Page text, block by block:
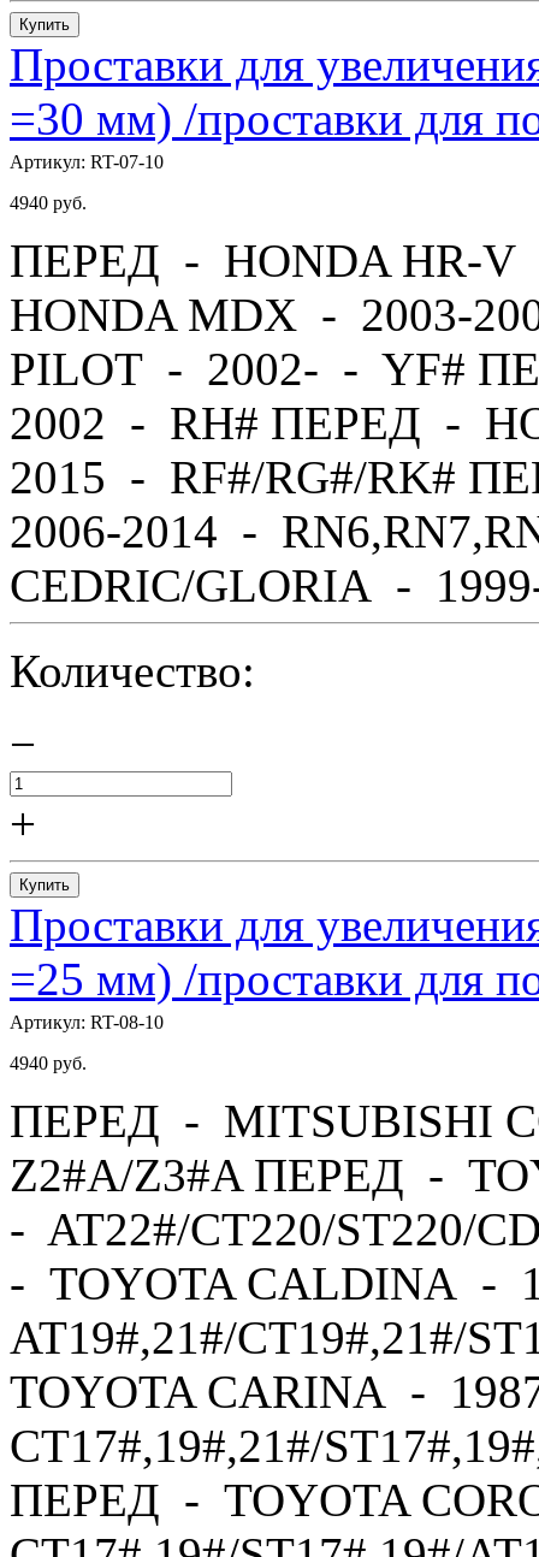
Купить
Проставки для
=30 мм) /проставки для
Артикул: RT-07-10
4940 руб.
ПЕРЕД - HONDA HR-
HONDA MDX - 2003-
PILOT - 2002- - YF#
2002 - RH# ПЕРЕД -
2015 - RF#/RG#/RK#
2006-2014 -
CEDRIC/GLORIA -
Количество:
−
+
Купить
Проставки для
=25 мм) /проставки для
Артикул: RT-08-10
4940 руб.
ПЕРЕД - MITSUBISHI
Z2#A/Z3#A ПЕРЕД -
- AT22#/CT220/ST220/
- TOYOTA CALDINA -
AT19#,21#/CT19#,21#/
TOYOTA CARINA -
CT17#,19#,21#/
ПЕРЕД - TOYOTA